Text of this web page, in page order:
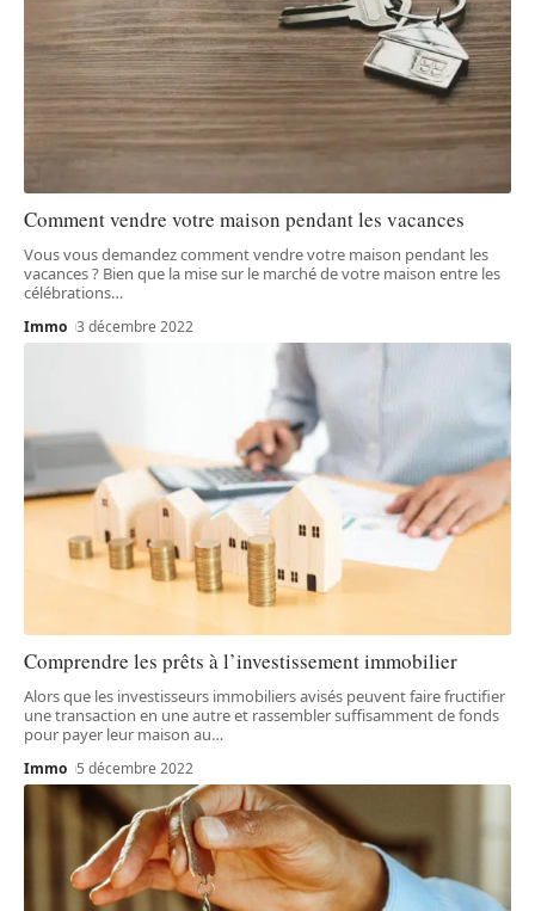
Comment vendre votre maison pendant les vacances
Vous vous demandez comment vendre votre maison pendant les
vacances ? Bien que la mise sur le marché de votre maison entre les
célébrations…
Immo 3 décembre 2022
Comprendre les prêts à l’investissement immobilier
Alors que les investisseurs immobiliers avisés peuvent faire fructifier
une transaction en une autre et rassembler suffisamment de fonds
pour payer leur maison au…
Immo 5 décembre 2022